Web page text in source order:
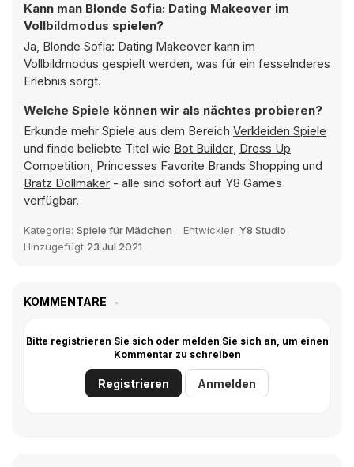
Kann man Blonde Sofia: Dating Makeover im
Vollbildmodus spielen?
Ja, Blonde Sofia: Dating Makeover kann im
Vollbildmodus gespielt werden, was für ein fesselnderes
Erlebnis sorgt.
Welche Spiele können wir als nächtes probieren?
Erkunde mehr Spiele aus dem Bereich Verkleiden Spiele
und finde beliebte Titel wie Bot Builder, Dress Up
Competition, Princesses Favorite Brands Shopping und
Bratz Dollmaker - alle sind sofort auf Y8 Games
verfügbar.
Kategorie: Spiele für Mädchen Entwickler: Y8 Studio
Hinzugefügt 23 Jul 2021
KOMMENTARE
Bitte registrieren Sie sich oder melden Sie sich an, um einen
Kommentar zu schreiben
Registrieren Anmelden